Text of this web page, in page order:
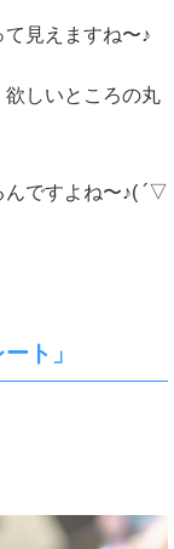
見えますね〜♪
しいところの丸
ですよね〜♪( ´▽
ト」